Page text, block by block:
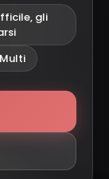
gli
Multi